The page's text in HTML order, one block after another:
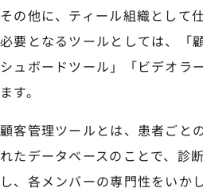
その他に、ティール組織として
必要となるツールとしては、「
シュボードツール」「ビデオラ
ます。
顧客管理ツールとは、患者ごと
れたデータベースのことで、診
し、各メンバーの専門性をいか